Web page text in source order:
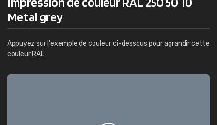
Metal grey
Appuyez sur l'exemple de couleur ci-dessous pour agrandir cette
couleur RAL: